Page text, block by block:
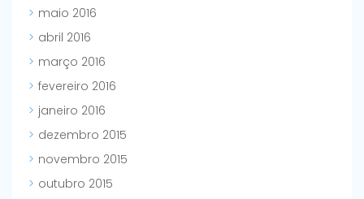
maio 2016
abril 2016
março 2016
fevereiro 2016
janeiro 2016
dezembro 2015
novembro 2015
outubro 2015